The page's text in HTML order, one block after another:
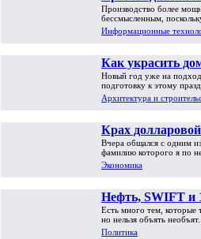
достигли
Производство более
бессмысленным,
Информационные
Как украсить
Новому году
Новый год уже на
подготовку к этому
Архитектура и
Крах
пути обрушения
Вчера общался с одним
фамилию которого я по
Экономика
Нефть, SWIFT и
Есть много тем, которые
но нельзя объять необъят...
Политика